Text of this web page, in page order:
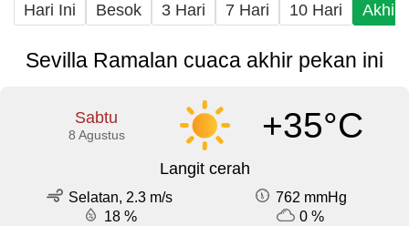
Hari Ini Besok 3 Hari 7 Hari 10 Hari Akhir
Sevilla Ramalan cuaca akhir pekan ini
Sabtu
8 Agustus +35°C
Langit cerah
Selatan, 2.3 m/s
762 mmHg
18 %
0 %